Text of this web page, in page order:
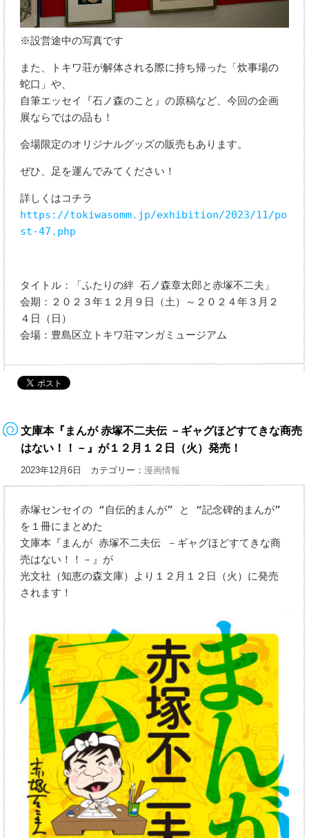
※設営途中の写真です
また、トキワ荘が解体される際に持ち帰った「炊事場の
蛇口」や、
自筆エッセイ『石ノ森のこと』の原稿など、今回の企画
展ならではの品も！
会場限定のオリジナルグッズの販売もあります。
ぜひ、足を運んでみてください！
詳しくはコチラ
https://tokiwasomm.jp/exhibition/2023/11/po
st-47.php
タイトル：「ふたりの絆 石ノ森章太郎と赤塚不二夫」
会期：２０２３年１２月９日（土）～２０２４年３月２
４日（日）
会場：豊島区立トキワ荘マンガミュージアム
文庫本『まんが 赤塚不二夫伝 －ギャグほどすてきな商売
はない！！－』が１２月１２日（火）発売！
2023年12月6日 カテゴリー：漫画情報
赤塚センセイの “自伝的まんが” と “記念碑的まんが”
を１冊にまとめた
文庫本『まんが 赤塚不二夫伝 －ギャグほどすてきな商
売はない！！－』が
光文社（知恵の森文庫）より１２月１２日（火）に発売
されます！